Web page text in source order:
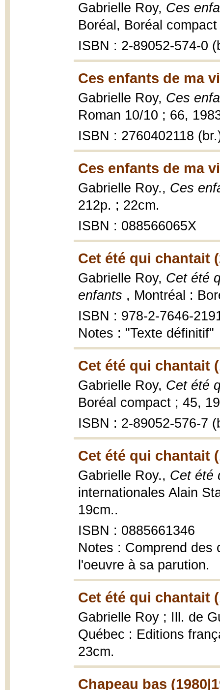
Gabrielle Roy, Ces
Boréal, Boréal
ISBN : 2-89052-574-0
Ces enfants de ma
Gabrielle Roy, Ces
Roman 10/10 ; 66,
ISBN : 2760402118
Ces enfants de ma
Gabrielle Roy., Ces
212p. ; 22cm.
ISBN : 088566065X
Cet été qui chantait
Gabrielle Roy, Cet été
enfants , Montréal :
ISBN : 978-2-7646-
Notes : "Texte définitif"
Cet été qui chantait
Gabrielle Roy, Cet été
Boréal compact ; 45,
ISBN : 2-89052-576-7
Cet été qui chantait
Gabrielle Roy., Cet été
internationales Alain
19cm..
ISBN : 0885661346
Notes : Comprend des
l'oeuvre à sa parution.
Cet été qui chantait
Gabrielle Roy ; Ill. de
Québec : Editions
23cm.
Chapeau bas